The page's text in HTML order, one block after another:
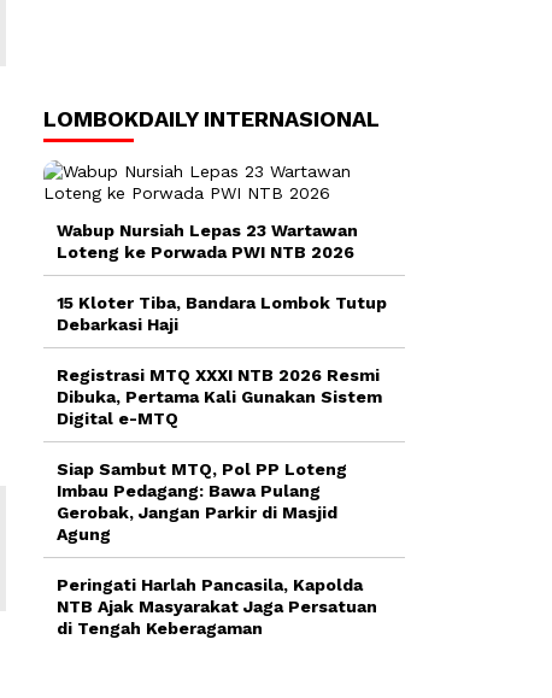
LOMBOKDAILY INTERNASIONAL
Wabup Nursiah Lepas 23 Wartawan
Loteng ke Porwada PWI NTB 2026
15 Kloter Tiba, Bandara Lombok Tutup
Debarkasi Haji
Registrasi MTQ XXXI NTB 2026 Resmi
Dibuka, Pertama Kali Gunakan Sistem
Digital e-MTQ
Siap Sambut MTQ, Pol PP Loteng
Imbau Pedagang: Bawa Pulang
Gerobak, Jangan Parkir di Masjid
Agung
Peringati Harlah Pancasila, Kapolda
NTB Ajak Masyarakat Jaga Persatuan
di Tengah Keberagaman